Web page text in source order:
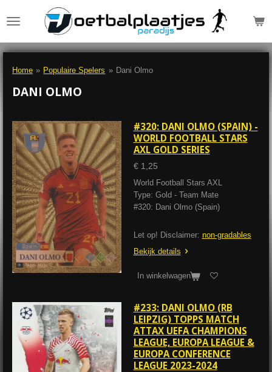
direct
de
Home » Populaire Spelers » Dani Olmo
DANI OLMO
#320: DANI OLMO (SPAIN) -
WORLD FOOTBALL STARS
AXL GOLD SERIES
€ 1,25
World Football Stars AXL
Type: Gold - Team Mate
#320: Dani Olmo (Spain)
Let op! Disclaimer: non-gradables
Bekijk details
In winkelwagen
#233: DANI OLMO (RB
LEIPZIG) TOPPS MATCH
ATTAX UEFA CHAMPIONS
LEAGUE, EUROPA LEAGUE &
EUROPA CONFERENCE
LEAGUE 2023-2024